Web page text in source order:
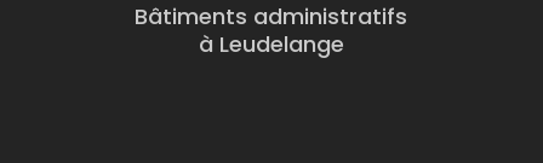
Bâtiments administratifs
à Leudelange